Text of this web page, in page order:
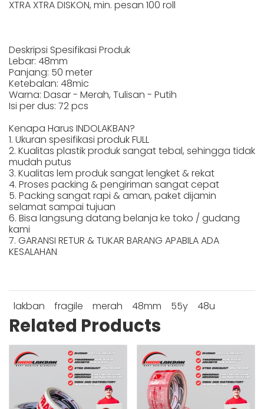
XTRA XTRA DISKON, min. pesan 100 roll
Deskripsi Spesifikasi Produk
Lebar: 48mm
Panjang: 50 meter
Ketebalan: 48mic
Warna: Dasar - Merah, Tulisan - Putih
Isi per dus: 72 pcs
Kenapa Harus INDOLAKBAN?
1. Ukuran spesifikasi produk FULL
2. Kualitas plastik produk sangat tebal, sehingga tidak
mudah putus
3. Kualitas lem produk sangat lengket & rekat
4. Proses packing & pengiriman sangat cepat
5. Packing sangat rapi & aman, paket dijamin
selamat sampai tujuan
6. Bisa langsung datang belanja ke toko / gudang
kami
7. GARANSI RETUR & TUKAR BARANG APABILA ADA
KESALAHAN
lakban fragile merah 48mm 55y 48u
Related Products